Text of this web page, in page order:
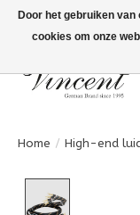
Bots Electronics T.+31
Home / High-end
Door het gebruiken
cookies om onze